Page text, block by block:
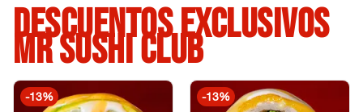
DESCUENTOS EXCLUSIVOS
MR SUSHI CLUB
-13% -13%